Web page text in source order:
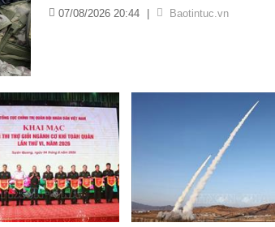
07/08/2026 20:44 Baotintuc.vn